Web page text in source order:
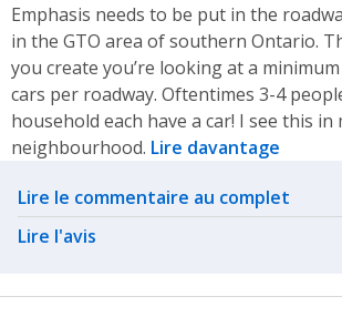
Emphasis needs to be put in the
in the GTO area of southern Ontario.
you create you’re looking at a
cars per roadway. Oftentimes 3-4
household each have a car! I see this in
neighbourhood. Lire davantage
Related actions
Lire le commentaire au complet
Lire l'avis